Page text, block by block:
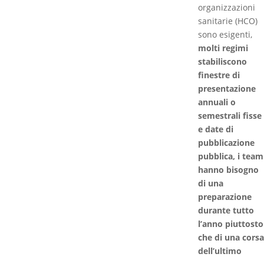
organizzazioni
sanitarie (HCO)
sono esigenti,
molti regimi
stabiliscono
finestre di
presentazione
annuali o
semestrali fisse
e date di
pubblicazione
pubblica, i team
hanno bisogno
di una
preparazione
durante tutto
l’anno piuttosto
che di una corsa
dell’ultimo